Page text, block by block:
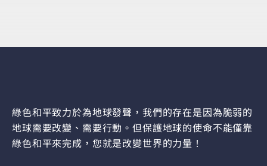
綠色和平致力於為地球發聲，我們的存在是因為脆弱的
地球需要改變、需要行動。但保護地球的使命不能僅靠
綠色和平來完成，您就是改變世界的力量！